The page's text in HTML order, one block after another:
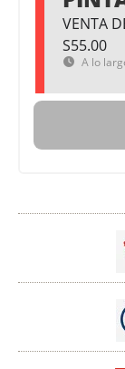
VENTA
S55.00
A lo